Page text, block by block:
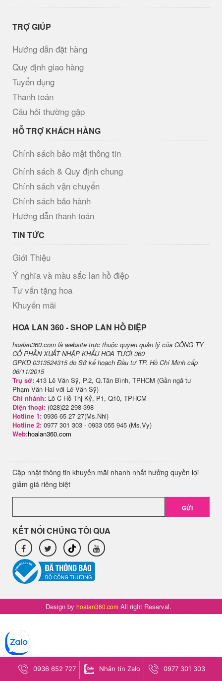
TRỢ GIÚP
Hướng dẫn đặt hàng
Quy định giao hàng
Tuyển dụng
Thanh toán
Câu hỏi thường gặp
HỖ TRỢ KHÁCH HÀNG
Chính sách bảo mật thông tin
Chính sách & Quy định chung
Chính sách vận chuyển
Chính sách bảo hành
Hướng dẫn thanh toán
TIN TỨC
Giới Thiệu
Ý nghĩa và màu sắc lan hồ điệp
Tư vấn tặng hoa
Khuyến mãi
H​OA LAN 360 - SHOP LAN HỒ ĐIỆP
hoalan360.com là website trực thuộc quyền quản lý của CÔNG TY
CỔ PHẦN XUẤT NHẬP KHẨU HOA TƯƠI 360
GPKD 0313524315 do Sở kế hoạch Đầu tư TP. Hồ Chí Minh cấp
06/11/2015
Trụ sở: 413 Lê Văn Sỹ, P.2, Q.Tân Bình, TPHCM (Gần ngã tư
Phạm Văn Hai với Lê Văn Sỹ)
Chi nhánh: Lô C Hồ Thị Kỷ, P1, Q10, TPHCM
Điện thoại: (028)22 298 398
Hotline 1: 0936 65 27 27(Ms.Nhi)
Hotline 2: 0977 301 303 - 0933 055 945 (Ms.Vy)
Web:hoalan360.com
Cập nhật thông tin khuyến mãi nhanh nhất hưởng quyền lợi
giảm giá riêng biệt
GỬI
KẾT NỐI CHÚNG TÔI QUA
Design by hoalan360.com All right Reserval.
0936 652 727 Nhắn tin Zalo 0977 301 303